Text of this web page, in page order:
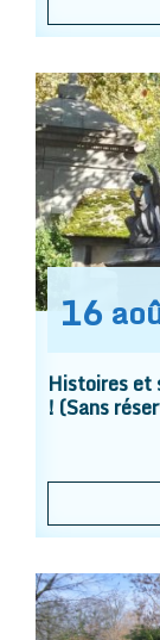
16
Histoires et
! (Sans